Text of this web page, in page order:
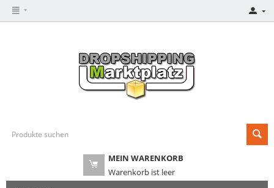
MEIN WARENKORB
Warenkorb ist leer